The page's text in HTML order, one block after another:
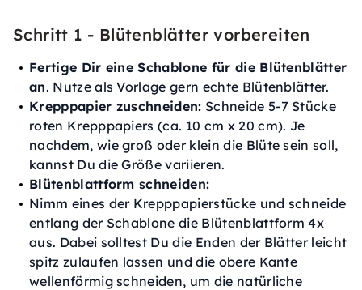
Schritt 1 - Blütenblätter vorbereiten
Fertige Dir eine Schablone für die Blütenblätter
an. Nutze als Vorlage gern echte Blütenblätter.
Krepppapier zuschneiden: Schneide 5-7 Stücke
roten Krepppapiers (ca. 10 cm x 20 cm). Je
nachdem, wie groß oder klein die Blüte sein soll,
kannst Du die Größe variieren.
Blütenblattform schneiden:
Nimm eines der Krepppapierstücke und schneide
entlang der Schablone die Blütenblattform 4x
aus. Dabei solltest Du die Enden der Blätter leicht
spitz zulaufen lassen und die obere Kante
wellenförmig schneiden, um die natürliche